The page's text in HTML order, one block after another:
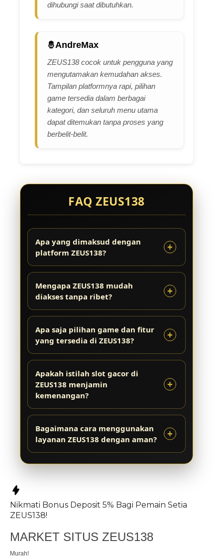
dihubungi saat dibutuhkan.
AndreMax
ZEUS138 cocok untuk pengguna yang
mengutamakan kemudahan akses.
Tampilan platformnya rapi, pilihan
game tersedia dalam berbagai
kategori, dan seluruh menu utama
dapat ditemukan tanpa proses yang
berbelit-belit.
FAQ ZEUS138
Apa yang dimaksud dengan
platform ZEUS138?
Mengapa ZEUS138 mudah
diakses tanpa ribet?
Apa saja pilihan game dan fitur
yang tersedia di ZEUS138?
Apakah istilah slot gacor di
ZEUS138 menjamin
kemenangan?
Bagaimana cara menggunakan
layanan ZEUS138 dengan aman?
Nikmati Bonus Deposit 5% Bagi Pemain Setia
ZEUS138!
MARKET SITUS ZEUS138
Murah!